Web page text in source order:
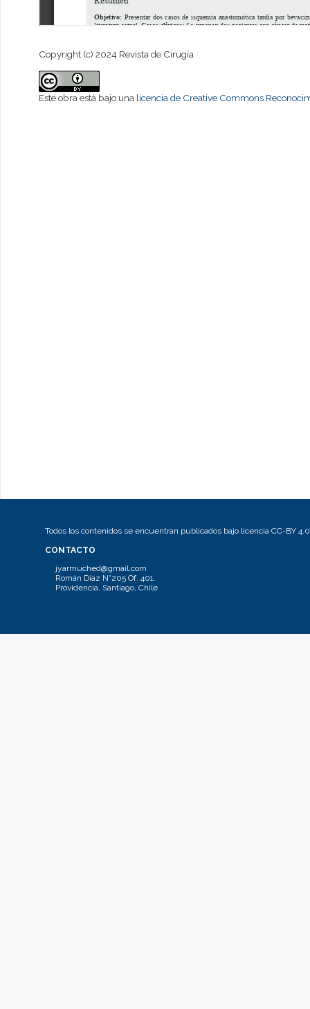
Copyright (c) 2024 Revista de Cirugía
Este obra está bajo una licencia de Creative Commons
Todos los contenidos se encuentran publicados bajo licencia CC-BY 4.0
CONTACTO
jyarmuched@gmail.com
Román Díaz N°205 Of. 401.
Providencia, Santiago, Chile